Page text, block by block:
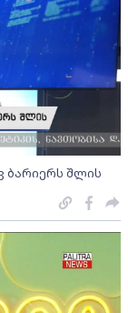
ბარიერს შლის